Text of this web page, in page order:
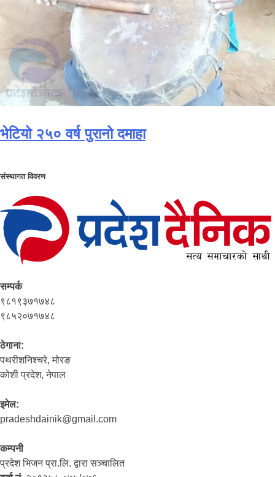
भेटियो २५० वर्ष पुरानो दमाहा
संस्थागत विवरण
सम्पर्क
९८१९३७१७४८
९८५२०७१७४८
ठेगाना:
पथरीशनिश्‍चरे, मोरङ
कोशी प्रदेश, नेपाल
इमेल:
pradeshdainik@gmail.com
कम्पनी
प्रदेश भिजन प्रा.लि. द्वारा सञ्‍चालित